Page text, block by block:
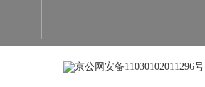
京公网安备11030102011296号